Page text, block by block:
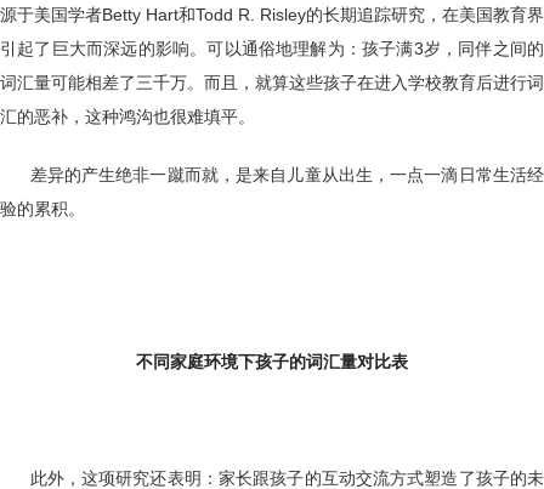
源于美国学者Betty Hart和Todd R. Risley的长期追踪研究，在美国教育界
引起了巨大而深远的影响。可以通俗地理解为：孩子满3岁，同伴之间的
词汇量可能相差了三千万。而且，就算这些孩子在进入学校教育后进行词
汇的恶补，这种鸿沟也很难填平。
差异的产生绝非一蹴而就，是来自儿童从出生，一点一滴日常生活经
验的累积。
不同家庭环境下孩子的词汇量对比表
此外，这项研究还表明：家长跟孩子的互动交流方式塑造了孩子的未